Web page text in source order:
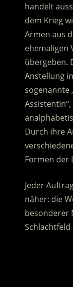
handelt
dem Krieg
Armen aus
ehemaligen
übergeben.
Anstellung
sogenannte
Durch ihre
Formen der
Jeder
näher: die
besonderer